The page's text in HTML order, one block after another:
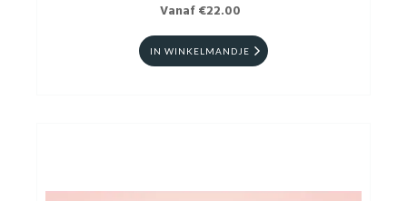
Vanaf €22.00
IN WINKELMANDJE